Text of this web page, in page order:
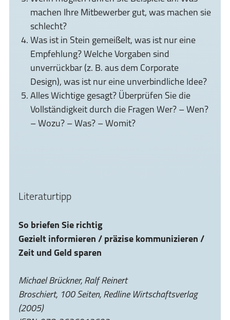
machen Ihre Mitbewerber gut, was machen sie
schlecht?
Was ist in Stein gemeißelt, was ist nur eine
Empfehlung? Welche Vorgaben sind
unverrückbar (z. B. aus dem Corporate
Design), was ist nur eine unverbindliche Idee?
Alles Wichtige gesagt? Überprüfen Sie die
Vollständigkeit durch die Fragen Wer? – Wen?
– Wozu? – Was? – Womit?
Literaturtipp
So briefen Sie richtig
Gezielt informieren / präzise kommunizieren /
Zeit und Geld sparen
Michael Brückner, Ralf Reinert
Broschiert, 100 Seiten, Redline Wirtschaftsverlag
(2005)